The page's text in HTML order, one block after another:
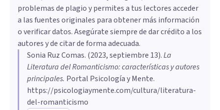
problemas de plagio y permites a tus lectores acceder
a las fuentes originales para obtener más información
o verificar datos. Asegúrate siempre de dar crédito a los
autores y de citar de forma adecuada.
Sonia Ruz Comas. (2023, septiembre 13).La
Literatura del Romanticismo: características y autores
principales. Portal Psicología y Mente.
https://psicologiaymente.com/cultura/literatura-
del-romanticismo